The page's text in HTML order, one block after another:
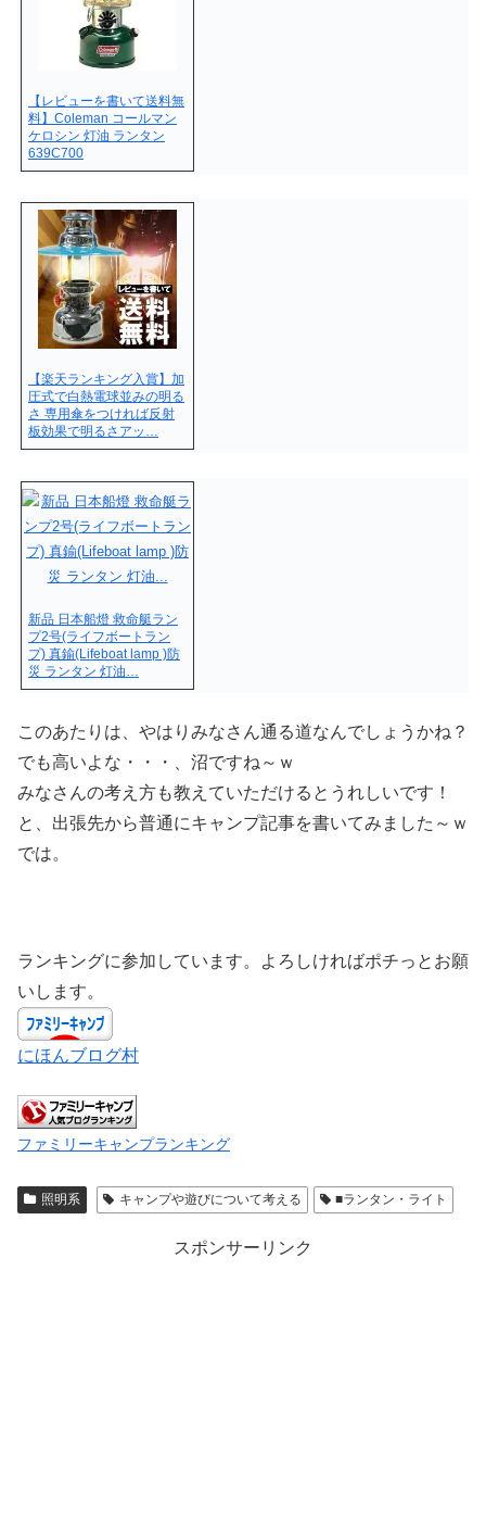
【レビューを書いて送料無
料】Coleman コールマン
ケロシン 灯油 ランタン
639C700
【楽天ランキング入賞】加
圧式で白熱電球並みの明る
さ 専用傘をつければ反射
板効果で明るさアッ…
新品 日本船燈 救命艇ラン
プ2号(ライフボートラン
プ) 真鍮(Lifeboat lamp )防
災 ランタン 灯油…
このあたりは、やはりみなさん通る道なんでしょうかね？
でも高いよな・・・、沼ですね～ｗ
みなさんの考え方も教えていただけるとうれしいです！
と、出張先から普通にキャンプ記事を書いてみました～ｗ
では。
ランキングに参加しています。よろしければポチっとお願
いします。
にほんブログ村
ファミリーキャンプランキング
照明系 キャンプや遊びについて考える ■ランタン・ライト
スポンサーリンク